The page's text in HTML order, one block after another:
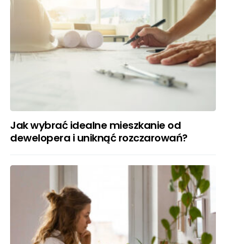
Jak wybrać idealne mieszkanie od
dewelopera i uniknąć rozczarowań?